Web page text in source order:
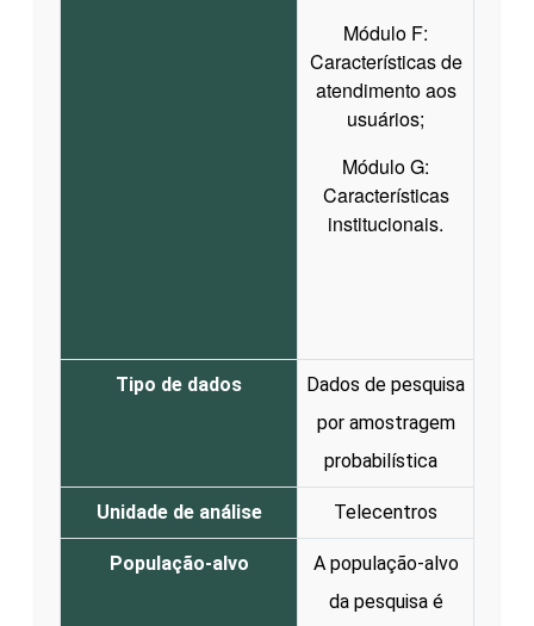
Módulo F:
Características de
atendimento aos
usuários;
Módulo G:
Características
institucionais.
Tipo de dados
Dados de pesquisa
por amostragem
probabilística
Unidade de análise Telecentros
População-alvo
A população-alvo
da pesquisa é